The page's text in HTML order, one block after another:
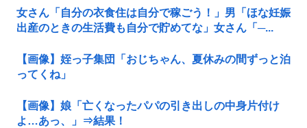
女さん「自分の衣食住は自分で稼ごう！」男「ほな妊娠
出産のときの生活費も自分で貯めてな」女さん「─...
【画像】姪っ子集団「おじちゃん、夏休みの間ずっと泊
ってくね」
【画像】娘「亡くなったパパの引き出しの中身片付け
よ…あっ、」⇒結果！